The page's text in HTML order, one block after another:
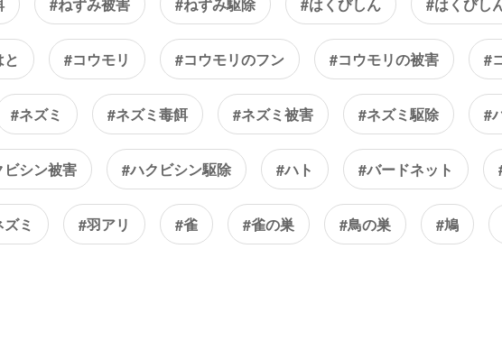
#コウモリ #コウモリのフン #コウモリの被害 #
#ネズミ #ネズミ毒餌 #ネズミ被害 #ネズミ駆除 #
ビシン被害 #ハクビシン駆除 #ハト #バードネット
ミ #羽アリ #雀 #雀の巣 #鳥の巣 #鳩